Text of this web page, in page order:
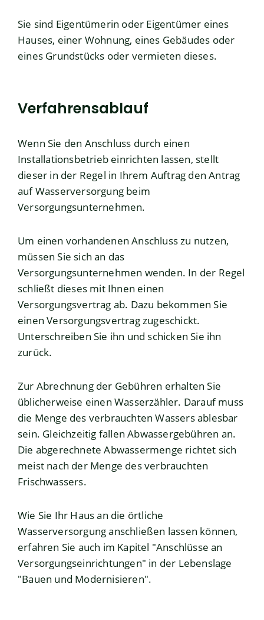
Sie sind Eigentümerin oder Eigentümer eines
Hauses, einer Wohnung, eines Gebäudes oder
eines Grundstücks oder vermieten dieses.
Verfahrensablauf
Wenn Sie den Anschluss durch einen
Installationsbetrieb einrichten lassen, stellt
dieser in der Regel in Ihrem Auftrag den Antrag
auf Wasserversorgung beim
Versorgungsunternehmen.
Um einen vorhandenen Anschluss zu nutzen,
müssen Sie sich an das
Versorgungsunternehmen wenden. In der Regel
schließt dieses mit Ihnen einen
Versorgungsvertrag ab. Dazu bekommen Sie
einen Versorgungsvertrag zugeschickt.
Unterschreiben Sie ihn und schicken Sie ihn
zurück.
Zur Abrechnung der Gebühren erhalten Sie
üblicherweise einen Wasserzähler. Darauf muss
die Menge des verbrauchten Wassers ablesbar
sein. Gleichzeitig fallen Abwassergebühren an.
Die abgerechnete Abwassermenge richtet sich
meist nach der Menge des verbrauchten
Frischwassers.
Wie Sie Ihr Haus an die örtliche
Wasserversorgung anschließen lassen können,
erfahren Sie auch im Kapitel "Anschlüsse an
Versorgungseinrichtungen" in der Lebenslage
"Bauen und Modernisieren".